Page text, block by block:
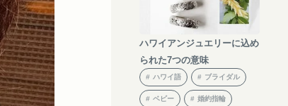
ハワイアンジュエリーに込め
られた7つの意味
ハワイ語 ブライダル
ベビー 婚約指輪